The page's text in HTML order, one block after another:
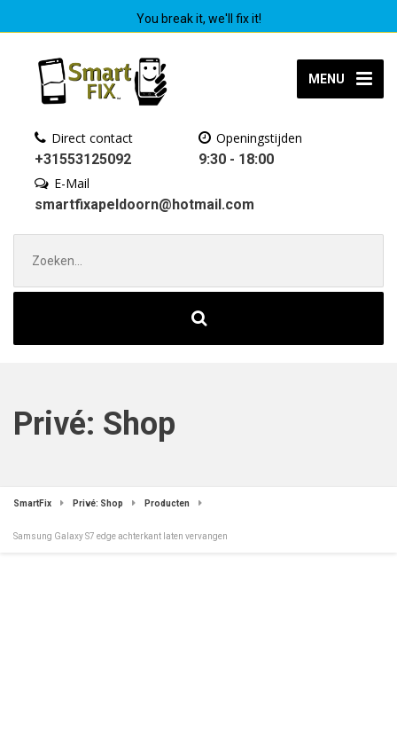
You break it, we'll fix it!
MENU
Direct contact
+31553125092
Openingstijden
9:30 - 18:00
E-Mail
smartfixapeldoorn@hotmail.com
naar:
Privé: Shop
SmartFix Privé: Shop Producten
Samsung Galaxy S7 edge achterkant laten vervangen